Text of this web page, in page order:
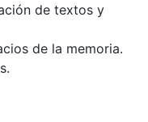
de textos y
de la memoria.